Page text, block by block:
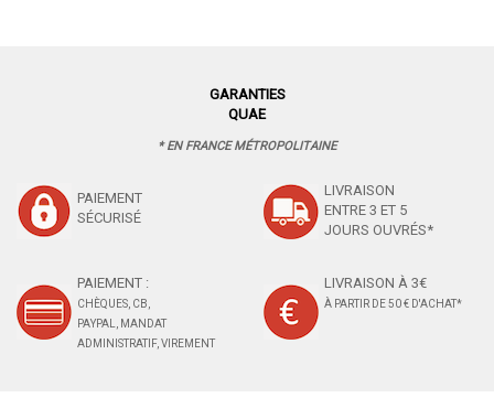
GARANTIES
QUAE
* EN FRANCE MÉTROPOLITAINE
PAIEMENT
SÉCURISÉ
LIVRAISON
ENTRE 3 ET 5
JOURS OUVRÉS*
PAIEMENT :
CHÈQUES, CB,
PAYPAL, MANDAT
ADMINISTRATIF, VIREMENT
LIVRAISON À 3€
À PARTIR DE 50 € D'ACHAT*